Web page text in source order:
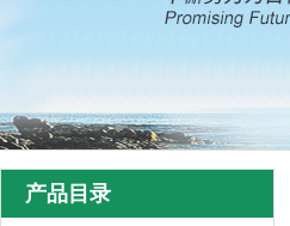
产品目录